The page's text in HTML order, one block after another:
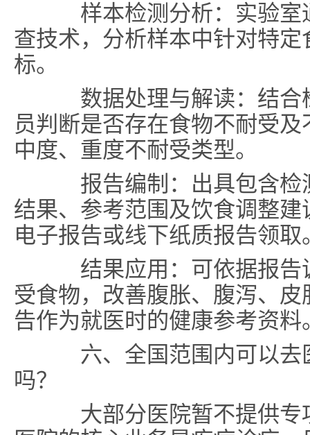
样本检测分析：实验室
查技术，分析样本中针对特
标。
数据处理与解读：结合
员判断是否存在食物不耐受
中度、重度不耐受类型。
报告编制：出具包含检
结果、参考范围及饮食调整
电子报告或线下纸质报告领取
结果应用：可依据报告
受食物，改善腹胀、腹泻、
告作为就医时的健康参考资料
六、全国范围内可以去
吗？
大部分医院暂不提供专